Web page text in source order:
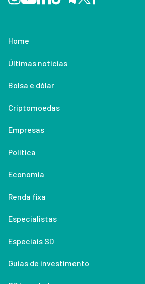
Home
Últimas notícias
Bolsa e dólar
Criptomoedas
Empresas
Política
Economia
Renda fixa
Especialistas
Especiais SD
Guias de investimento